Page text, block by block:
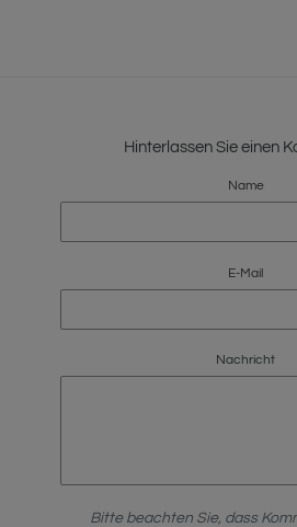
Hinterlassen Sie einen
Name
E-Mail
Nachricht
Bitte beachten Sie, dass